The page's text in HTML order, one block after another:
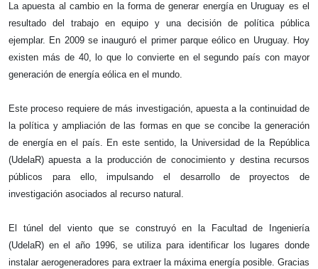
La apuesta al cambio en la forma de generar energía en Uruguay es el
resultado del trabajo en equipo y una decisión de política pública
ejemplar. En 2009 se inauguró el primer parque eólico en Uruguay. Hoy
existen más de 40, lo que lo convierte en el segundo país con mayor
generación de energía eólica en el mundo.
Este proceso requiere de más investigación, apuesta a la continuidad de
la política y ampliación de las formas en que se concibe la generación
de energía en el país. En este sentido, la Universidad de la República
(UdelaR) apuesta a la producción de conocimiento y destina recursos
públicos para ello, impulsando el desarrollo de proyectos de
investigación asociados al recurso natural.
El túnel del viento que se construyó en la Facultad de Ingeniería
(UdelaR) en el año 1996, se utiliza para identificar los lugares donde
instalar aerogeneradores para extraer la máxima energía posible. Gracias